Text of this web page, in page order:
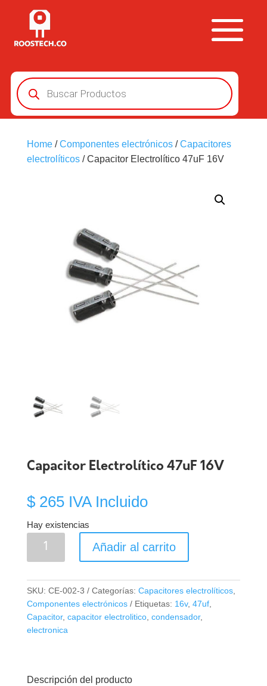
Búsqueda
de
productos
Home/Componentes electrónicos/Capacitores
electrolíticos/ Capacitor Electrolítico 47uF 16V
Capacitor Electrolítico 47uF 16V
$265 IVA Incluido
Hay existencias
Capacitor
cantidad
Añadir al carrito
SKU: CE-002-3 Categorías: Capacitores electrolíticos,
Componentes electrónicos
Etiquetas: 16v, 47uf,
Capacitor, capacitor electrolitico, condensador,
electronica
Descripción del producto